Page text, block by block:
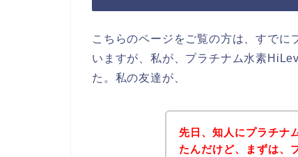
こちらのページをご覧の方は、すで
いますが、私が、プラチナム水素
た。私の友達が、
先日、知人にプラチナ
たんだけど、まずは、